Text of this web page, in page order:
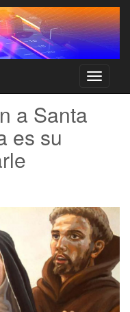
Toggle
a Santa
es su